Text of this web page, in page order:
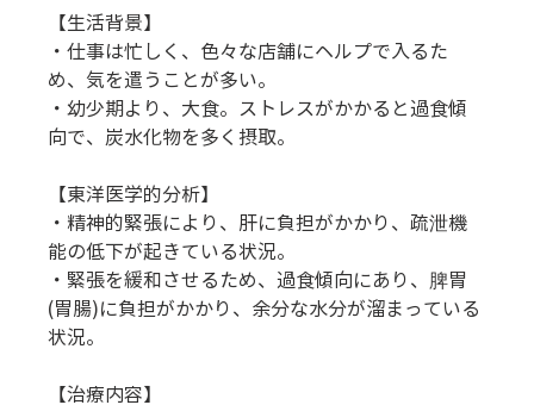
【生活背景】
・仕事は忙しく、色々な店舗にヘルプで入るた
め、気を遣うことが多い。
・幼少期より、大食。ストレスがかかると過食傾
向で、炭水化物を多く摂取。
【東洋医学的分析】
・精神的緊張により、肝に負担がかかり、疏泄機
能の低下が起きている状況。
・緊張を緩和させるため、過食傾向にあり、脾胃
(胃腸)に負担がかかり、余分な水分が溜まっている
状況。
【治療内容】